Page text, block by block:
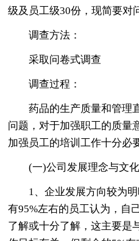
级及员工级30份，现简要对
调查方法：
采取问卷式调查
调查过程：
药品的生产质量和管理
问题，对于加强职工的质量
加强员工的培训工作十分必
(一)公司发展理念与文化
1、企业发展方向较为
有95%左右的员工认为，自
了解或十分了解，这主要是